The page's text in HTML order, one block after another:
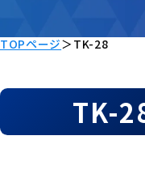
TOPページ＞ TK-28
TK-